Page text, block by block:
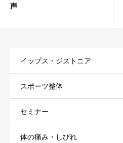
声
イップス・ジストニア
スポーツ整体
セミナー
体の痛み・しびれ